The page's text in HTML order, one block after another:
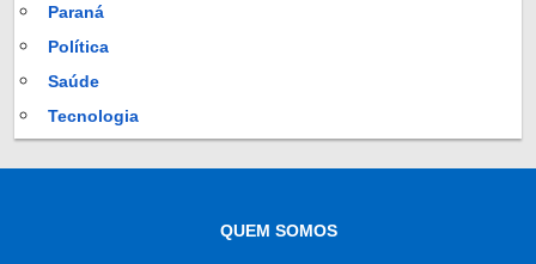
Paraná
Política
Saúde
Tecnologia
QUEM SOMOS